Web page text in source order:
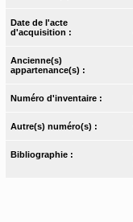
Date de l'acte
d'acquisition :
Ancienne(s)
appartenance(s) :
Numéro d'inventaire :
Autre(s) numéro(s) :
Bibliographie :